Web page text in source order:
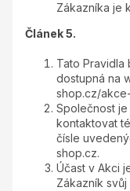
Zákazníka je
Článek 5.
Tato Pravidla
dostupná na
shop.cz/
Společnost
kontaktovat
čísle
shop.cz.
Účast v Akci
Zákazník